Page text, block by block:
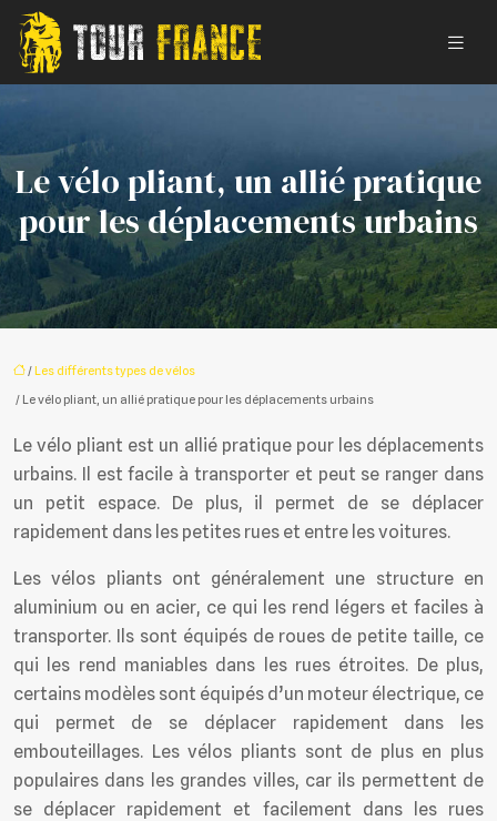
Le vélo pliant, un allié pratique
pour les déplacements urbains
/Les différents types de vélos
/ Le vélo pliant, un allié pratique pour les déplacements urbains
Le vélo pliant est un allié pratique pour les déplacements
urbains. Il est facile à transporter et peut se ranger dans
un petit espace. De plus, il permet de se déplacer
rapidement dans les petites rues et entre les voitures.
Les vélos pliants ont généralement une structure en
aluminium ou en acier, ce qui les rend légers et faciles à
transporter. Ils sont équipés de roues de petite taille, ce
qui les rend maniables dans les rues étroites. De plus,
certains modèles sont équipés d’un moteur électrique, ce
qui permet de se déplacer rapidement dans les
embouteillages. Les vélos pliants sont de plus en plus
populaires dans les grandes villes, car ils permettent de
se déplacer rapidement et facilement dans les rues